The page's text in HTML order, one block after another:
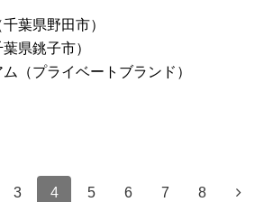
葉県野田市）
県銚子市）
（プライベートブランド）
3 4 5 6 7 8